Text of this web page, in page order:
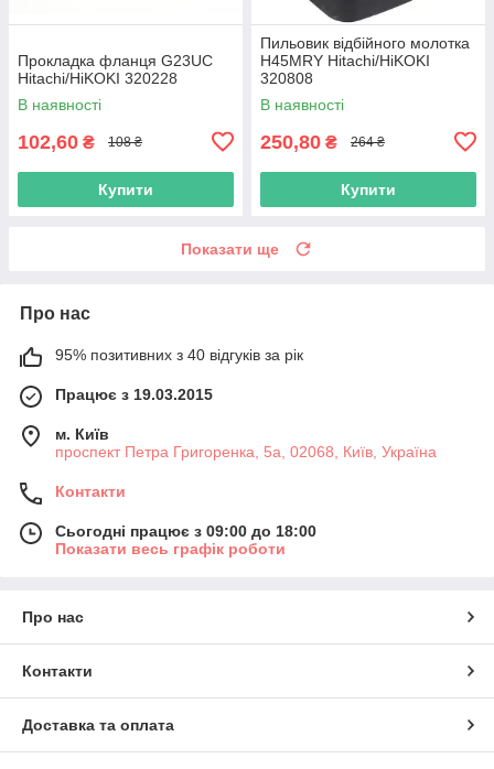
Прокладка фланця G23UC
Hitachi/HiKOKI 320228
В наявності
102,60 ₴ 108 ₴
Купити
Пильовик відбійного молотка
H45MRY Hitachi/HiKOKI
320808
В наявності
250,80 ₴ 264 ₴
Купити
Показати ще
Про нас
95% позитивних з 40 відгуків за рік
Працює з 19.03.2015
м. Київ
проспект Петра Григоренка, 5а, 02068, Київ, Україна
Контакти
Сьогодні працює з 09:00 до 18:00
Показати весь графік роботи
Про нас
Контакти
Доставка та оплата